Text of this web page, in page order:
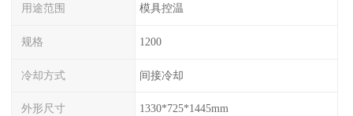
用途范围 模具控温
规格 1200
冷却方式 间接冷却
外形尺寸 1330*725*1445mm